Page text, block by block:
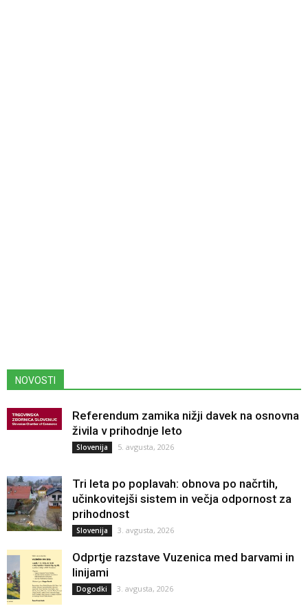
NOVOSTI
Referendum zamika nižji davek na osnovna
živila v prihodnje leto
Slovenija 5. avgusta, 2026
Tri leta po poplavah: obnova po načrtih,
učinkovitejši sistem in večja odpornost za
prihodnost
Slovenija 3. avgusta, 2026
Odprtje razstave Vuzenica med barvami in
linijami
Dogodki 3. avgusta, 2026